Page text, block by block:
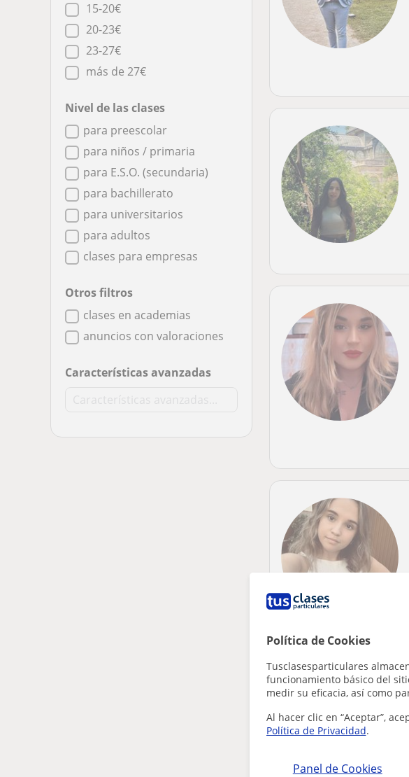
Política de Cookies
Tusclasesparticulares
funcionamiento básico del
medir su eficacia, así como
Al hacer clic en “Aceptar”,
Política de Privacidad.
Panel de Cookies
15-20€
20-23€
23-27€
más de 27€
Nivel de las clases
para preescolar
para niños / primaria
para E.S.O. (secundaria)
para bachillerato
para universitarios
para adultos
clases para empresas
Otros filtros
clases en academias
anuncios con valoraciones
Características avanzadas